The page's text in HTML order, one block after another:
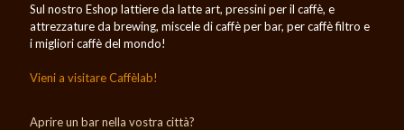
Sul nostro Eshop lattiere da latte art, pressini per il caffè, e
attrezzature da brewing, miscele di caffè per bar, per caffè filtro e
i migliori caffè del mondo!
Vieni a visitare Caffèlab!
Aprire un bar nella vostra città?